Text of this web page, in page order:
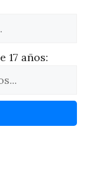
17 años: